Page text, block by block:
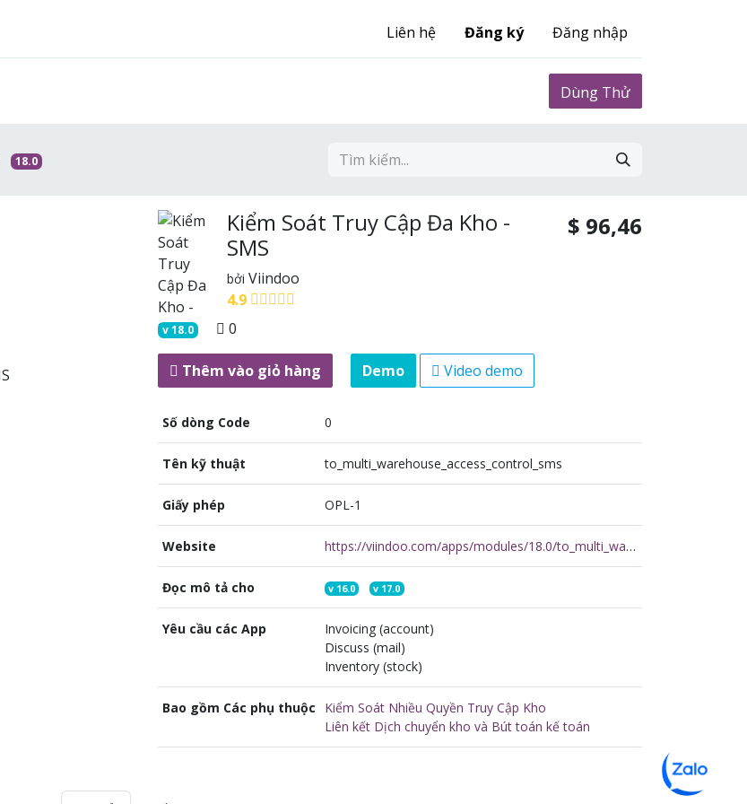
Liên hệ Đăng ký Đăng nhập
Dùng Thử
18.0
Kiểm Soát Truy Cập Đa Kho -
SMS
bởi Viindoo
4.9
$ 96,46
v18.0 0
Thêm vào giỏ hàng Demo Video demo
Số dòng Code 0
Tên kỹ thuật to_multi_warehouse_access_control_sms
Giấy phép OPL-1
Website https://viindoo.com/apps/modules/18.0/to_multi_warehouse_access_control_sms
Đọc mô tả cho v 16.0 v 17.0
Yêu cầu các App
Invoicing (account)
Discuss (mail)
Inventory (stock)
Bao gồm Các phụ thuộc
Kiểm Soát Nhiều Quyền Truy Cập Kho
Liên kết Dịch chuyển kho và Bút toán kế toán